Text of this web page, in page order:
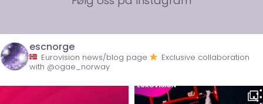
escnorge
Eurovision news/blog page
Exclusive collaboration
with @ogae_norway